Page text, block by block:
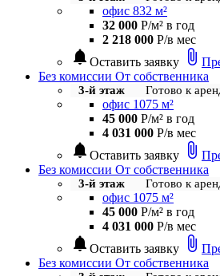
офис 832 м²
32 000 Р/м² в год
2 218 000 Р/в мес
notifications Оставить заявку attach_file
Без комиссии От собственника
3-й этаж Готово к
офис 1075 м²
45 000 Р/м² в год
4 031 000 Р/в мес
notifications Оставить заявку attach_file
Без комиссии От собственника
3-й этаж Готово к
офис 1075 м²
45 000 Р/м² в год
4 031 000 Р/в мес
notifications Оставить заявку attach_file
Без комиссии От собственника